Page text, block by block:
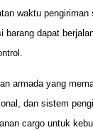
waktu pengiriman
barang dapat
armada yang
dan sistem
cargo untuk